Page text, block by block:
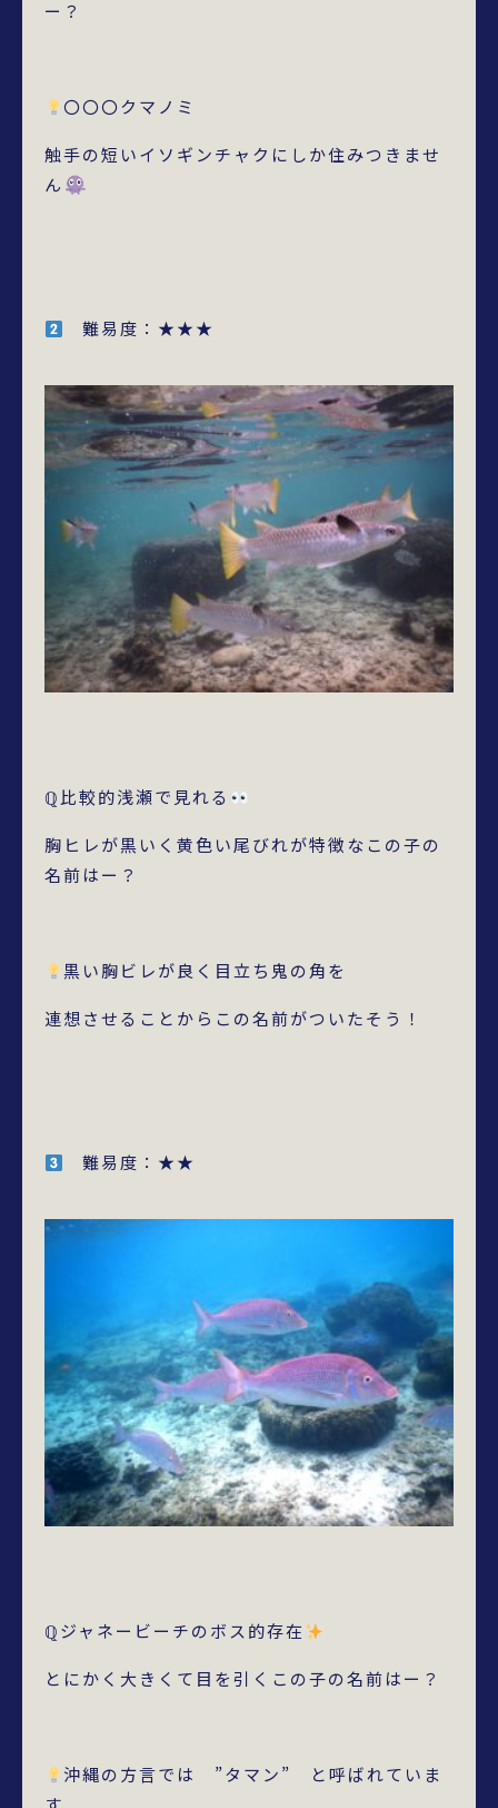
ー？
〇〇〇クマノミ
触手の短いイソギンチャクにしか住みつきませ
ん
難易度：★★★
ℚ比較的浅瀬で見れる
胸ヒレが黒いく黄色い尾びれが特徴なこの子の
名前はー？
黒い胸ビレが良く目立ち鬼の角を
連想させることからこの名前がついたそう！
難易度：★★
ℚジャネービーチのボス的存在
とにかく大きくて目を引くこの子の名前はー？
沖縄の方言では ”タマン” と呼ばれていま